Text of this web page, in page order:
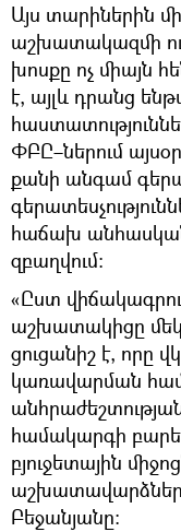
Այս տարիներին
աշխատակազմի
խոսքը ոչ միայն
է, այլև դրանց
ՓԲԸ–ներում
քանի անգամ
հաճախ
զբաղվում։
«Ըստ
աշխատակիցը
ցուցանիշ է, որը
կառավարման
համակարգի
բյուջետային
Բեջանյանը։